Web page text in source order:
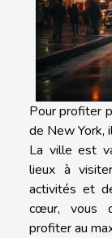
Pour profiter
de New York,
La ville est
lieux à
activités et
cœur, vous
profiter au